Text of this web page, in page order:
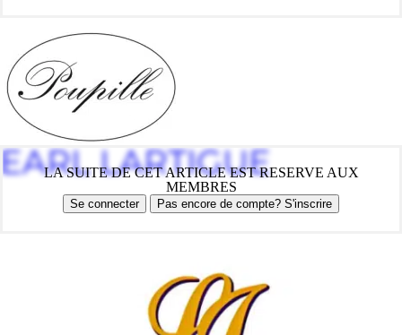
LA SUITE DE CET ARTICLE EST RESERVE AUX
MEMBRES
Se connecter Pas encore de compte? S'inscrire
EARL LARTIGUE